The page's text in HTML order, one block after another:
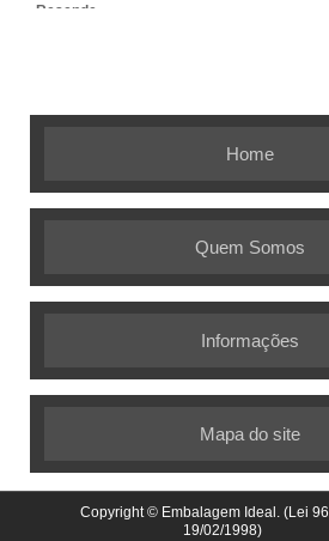
Resende
Home
Quem Somos
Informações
Mapa do site
Copyright © Embalagem Ideal. (Lei
19/02/1998)